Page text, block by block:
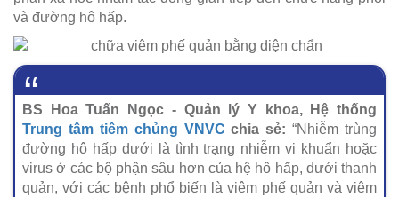
và đường hô hấp.
BS Hoa Tuấn Ngọc - Quản lý Y khoa, Hệ thống
Trung tâm tiêm chủng VNVC chia sẻ:“Nhiễm trùng
đường hô hấp dưới là tình trạng nhiễm vi khuẩn hoặc
virus ở các bộ phận sâu hơn của hệ hô hấp, dưới thanh
quản, với các bệnh phổ biến là viêm phế quản và viêm